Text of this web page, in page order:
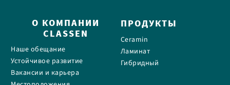
О КОМПАНИИ
CLASSEN
Наше обещание
Устойчивое развитие
Вакансии и карьера
ПРОДУКТЫ
Ceramin
Ламинат
Гибридный